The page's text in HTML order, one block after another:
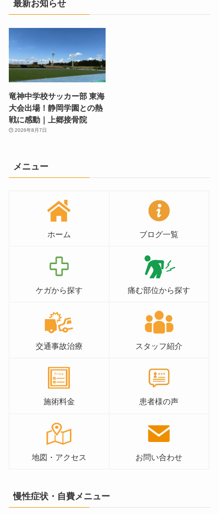
最新お知らせ
竜神中学校サッカー部 東海
大会出場！静岡学園との熱
戦に感動｜上郷接骨院
2026年8月7日
メニュー
ホーム ブログ一覧
ケガから探す 痛む部位から探す
交通事故治療 スタッフ紹介
施術料金 患者様の声
地図・アクセス お問い合わせ
慢性症状・自費メニュー